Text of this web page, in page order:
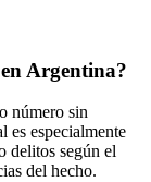
Argentina?
número sin
es especialmente
delitos según el
del hecho.